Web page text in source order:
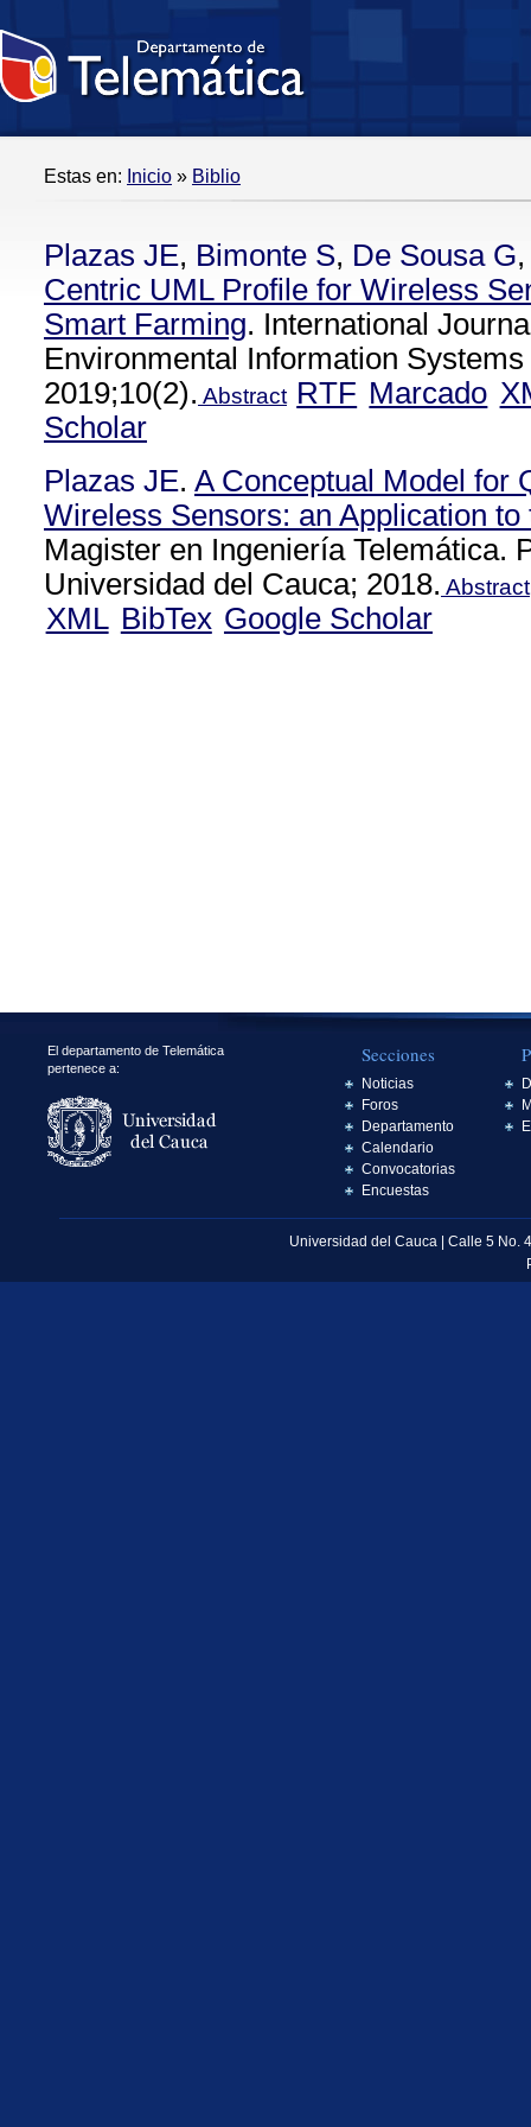
Estas en: Inicio » Biblio
Plazas JE, Bimonte S, De Sousa G
Centric UML Profile for Wireless
Smart Farming. International
Environmental Information
2019;10(2). Abstract RTF Marcado
Scholar
Plazas JE. A Conceptual Model for
Wireless Sensors: an Application to
Magister en Ingeniería Telemática.
Universidad del Cauca; 2018. Abstract
XML BibTex Google Scholar
El departamento de Telemática
pertenece a:
Secciones
Noticias
Foros
Departamento
Calendario
Convocatorias
Encuestas
Universidad del Cauca | Calle 5 No.